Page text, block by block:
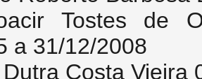
Tostes de
a 31/12/2008
Costa Vieira